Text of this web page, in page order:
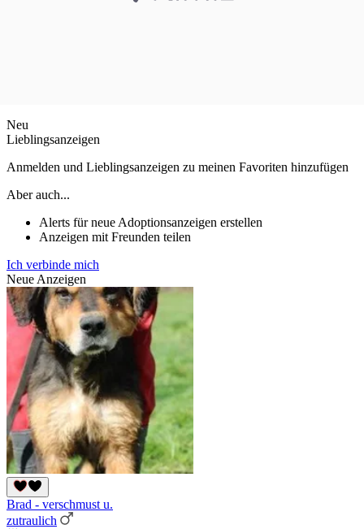
Neu
Lieblingsanzeigen
Anmelden und Lieblingsanzeigen zu meinen Favoriten hinzufügen
Aber auch...
Alerts für neue Adoptionsanzeigen erstellen
Anzeigen mit Freunden teilen
Ich verbinde mich
Neue Anzeigen
Brad - verschmust u.
zutraulich